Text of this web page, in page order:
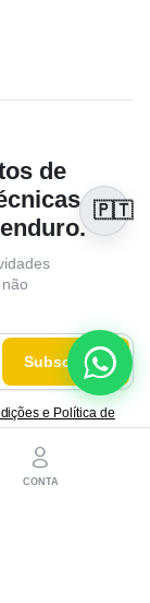
de
e
Subscrever
e Política de
CONTA
🇵🇹